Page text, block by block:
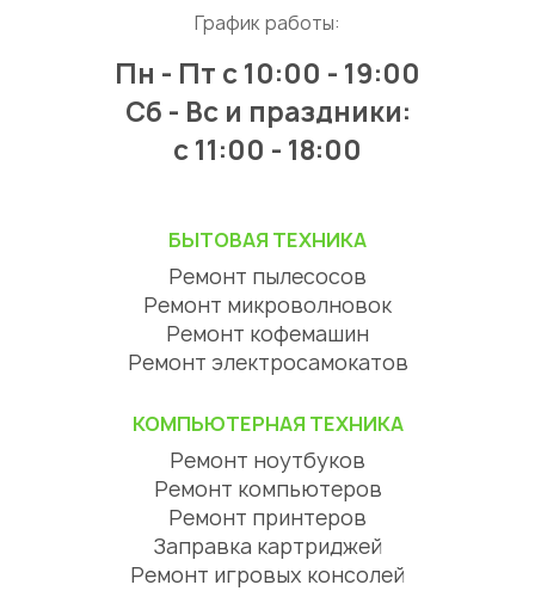
График работы:
Пн - Пт с 10:00 - 19:00
Сб - Вс и праздники:
c 11:00 - 18:00
БЫТОВАЯ ТЕХНИКА
Ремонт пылесосов
Ремонт микроволновок
Ремонт кофемашин
Ремонт электросамокатов
КОМПЬЮТЕРНАЯ ТЕХНИКА
Ремонт ноутбуков
Ремонт компьютеров
Ремонт принтеров
Заправка картриджей
Ремонт игровых консолей